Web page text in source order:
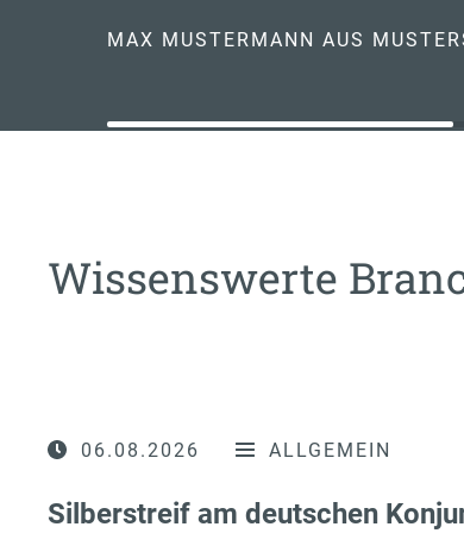
MAX MUSTERMANN AUS
Wissenswerte
06.08.2026 ALLGEMEIN
Silberstreif am deutschen